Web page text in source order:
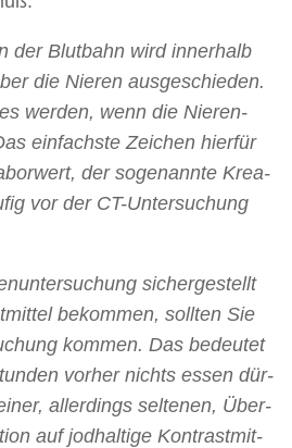
der Blut­bahn wird in­ner­halb
die Nie­ren aus­ge­schie­den.
wer­den, wenn die Nie­ren­
ein­fachs­te Zei­chen hier­für
der so­ge­nann­te Krea­
vor der CT-Un­ter­su­chung
si­cher­ge­stellt
be­kom­men, soll­ten Sie
kom­men. Das be­deu­tet
vor­her nichts es­sen dür­
al­ler­dings sel­te­nen, Über­
auf jod­hal­ti­ge Kon­trast­mit­